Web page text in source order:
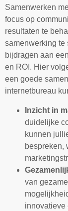
Samenwerken
focus op
resultaten te
samenwerking te
bijdragen aan
en ROI. Hier
een goede
internetbureau
Inzicht in
duidelijke
kunnen
bespreken,
van
innovatieve